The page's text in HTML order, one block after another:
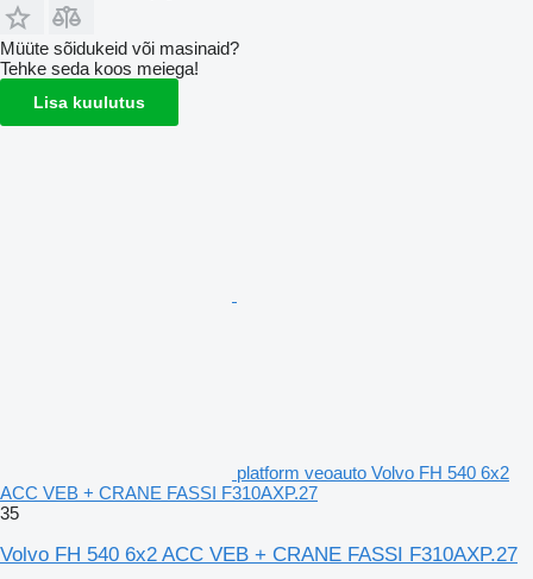
Müüte sõidukeid või masinaid?
Tehke seda koos meiega!
Lisa kuulutus
platform veoauto Volvo FH 540 6x2
ACC VEB + CRANE FASSI F310AXP.27
35
Volvo FH 540 6x2 ACC VEB + CRANE FASSI F310AXP.27